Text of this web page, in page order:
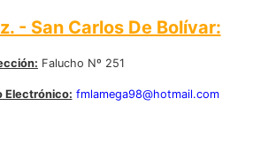
- San Carlos De Bolívar:
Falucho Nº 251
Electrónico: fmlamega98@hotmail.com